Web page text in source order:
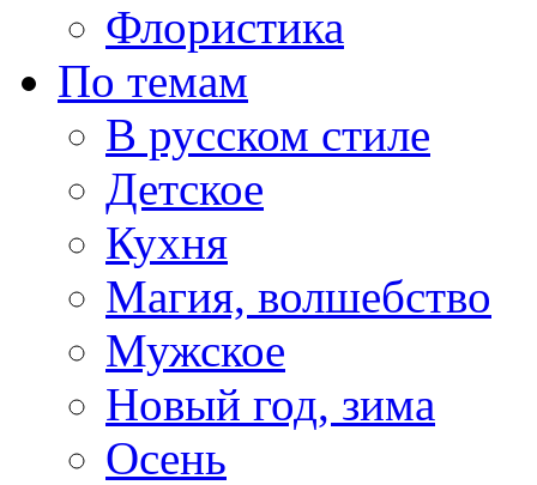
Флористика
По темам
В русском стиле
Детское
Кухня
Магия, волшебство
Мужское
Новый год, зима
Осень